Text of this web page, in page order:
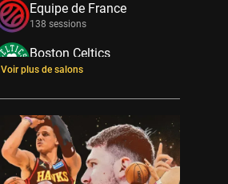
Equipe de France
138 sessions
Boston Celtics
133 sessions
New York Knicks
114 sessions
Minnesota Timberwolves
114 sessions
Voir plus de salons